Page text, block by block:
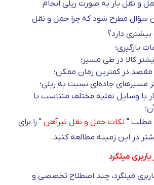
حمل و نقل بار به صورت ریلی انجام
سؤال مطرح شود که چرا حمل و نقل
دارد؟
بارگیری؛
کالا در طی مسیر؛
مقصد در کمترین زمان ممکن؛
مسیر‌های جاده‌ای نسبت به ریلی؛
با وسایل نقلیه مختلف متناسب با
مطلب " نکات حمل و نقل تیرآهن " را برای
در این زمینه مطالعه کنید.
میلگرد
میلگرد، چند اصطلاح تخصصی و